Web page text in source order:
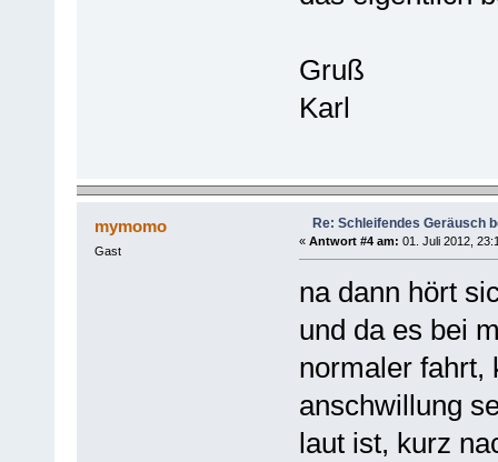
Gruß
Karl
mymomo
Gast
Re: Schleifendes Geräusch
« Antwort #4 am: 01. Juli 2012,
na dann hört
und da es bei
normaler fahrt,
anschwillung
laut ist, kurz